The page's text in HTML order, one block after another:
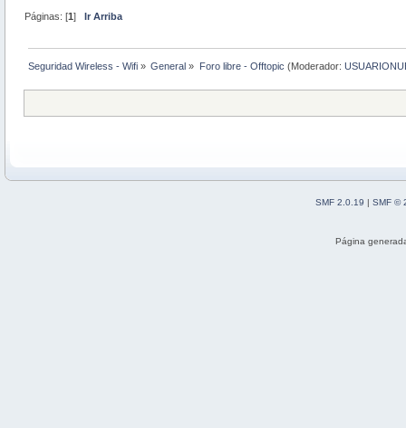
Páginas: [1] Ir Arriba
Seguridad Wireless - Wifi » General » Foro libre - Offtopic (Moderador:
SMF 2.0.19
SMF ©
Página